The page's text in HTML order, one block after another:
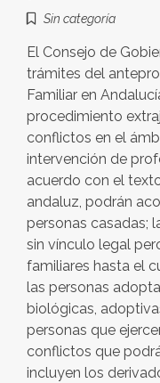
Sin categoría
El Consejo de
trámites del
Familiar en
procedimiento
conflictos en el
intervención de
acuerdo con el
andaluz, podrán
personas casadas;
sin vínculo legal
familiares hasta el
las personas
biológicas,
personas que
conflictos que
incluyen los